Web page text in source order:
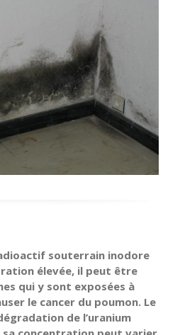
souterrain inodore
élevée, il peut être
qui y sont exposées à
le cancer du poumon. Le
de l’uranium